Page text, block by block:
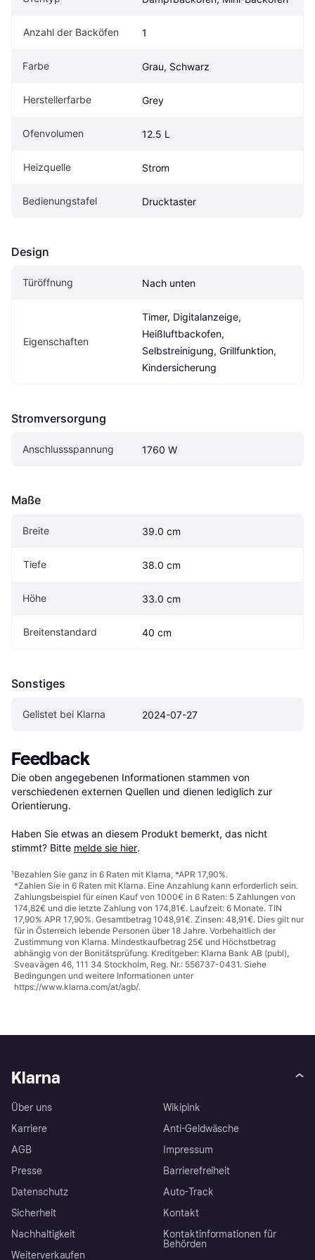
Anzahl der Backöfen 1
Farbe Grau, Schwarz
Herstellerfarbe Grey
Ofenvolumen 12.5 L
Heizquelle Strom
Bedienungstafel Drucktaster
Design
Türöffnung Nach unten
Eigenschaften
Timer, Digitalanzeige,
Heißluftbackofen,
Selbstreinigung, Grillfunktion,
Kindersicherung
Stromversorgung
Anschlussspannung 1760 W
Maße
Breite 39.0 cm
Tiefe 38.0 cm
Höhe 33.0 cm
Breitenstandard 40 cm
Sonstiges
Gelistet bei Klarna 2024-07-27
Feedback
Die oben angegebenen Informationen stammen von
verschiedenen externen Quellen und dienen lediglich zur
Orientierung.
Haben Sie etwas an diesem Produkt bemerkt, das nicht
stimmt? Bitte melde sie hier.
¹Bezahlen Sie ganz in 6 Raten mit Klarna, *APR 17,90%.
*Zahlen Sie in 6 Raten mit Klarna. Eine Anzahlung kann erforderlich sein.
Zahlungsbeispiel für einen Kauf von 1000€ in 6 Raten: 5 Zahlungen von
174,82€ und die letzte Zahlung von 174,81€. Laufzeit: 6 Monate. TIN
17,90% APR 17,90%. Gesamtbetrag 1048,91€. Zinsen: 48,91€. Dies gilt nur
für in Österreich lebende Personen über 18 Jahre. Vorbehaltlich der
Zustimmung von Klarna. Mindestkaufbetrag 25€ und Höchstbetrag
abhängig von der Bonitätsprüfung. Kreditgeber: Klarna Bank AB (publ),
Sveavägen 46, 111 34 Stockholm, Reg. Nr.: 556737-0431. Siehe
Bedingungen und weitere Informationen unter
https://www.klarna.com/at/agb/.
Klarna
Über uns
Karriere
AGB
Presse
Datenschutz
Sicherheit
Nachhaltigkeit
Weiterverkaufen
Wikipink
Anti-Geldwäsche
Impressum
Barrierefreiheit
Auto-Track
Kontakt
Kontaktinformationen für
Behörden